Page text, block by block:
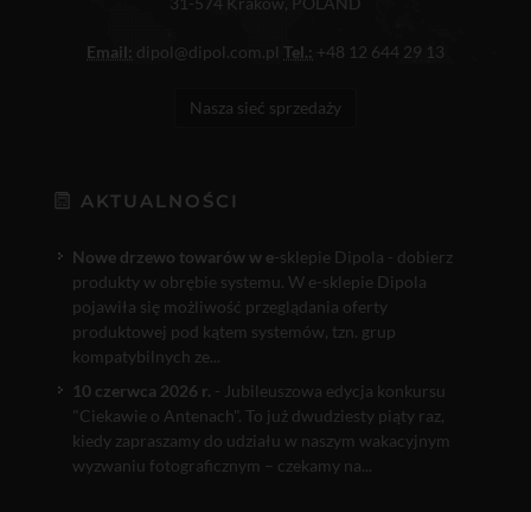
Email: dipol@dipol.com.pl Tel.: +48 12 644 29 13
Nasza sieć sprzedaży
AKTUALNOŚCI
Nowe drzewo towarów w e-sklepie Dipola - dobierz
produkty w obrębie systemu. W e-sklepie Dipola
pojawiła się możliwość przeglądania oferty
produktowej pod kątem systemów, tzn. grup
kompatybilnych ze...
10 czerwca 2026 r. - Jubileuszowa edycja konkursu
"Ciekawie o Antenach". To już dwudziesty piąty raz,
kiedy zapraszamy do udziału w naszym wakacyjnym
wyzwaniu fotograficznym – czekamy na...